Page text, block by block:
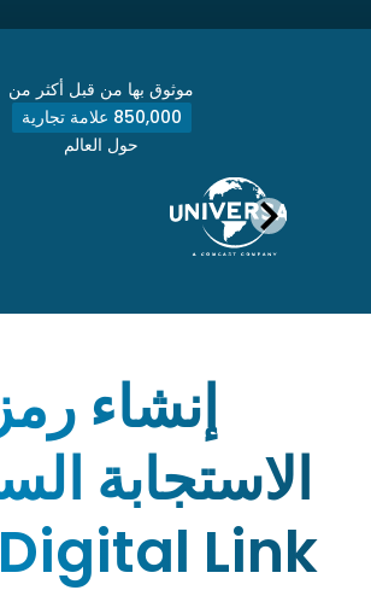
موثوق بها من قبل أكثر من
850,000 علامة تجارية
حول العالم
إنشاء
الاستجابة
Digital Link